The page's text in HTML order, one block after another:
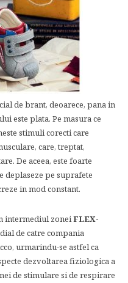
de brant, deoarece, pana in
este plata. Pe masura ce
stimuli corecti care
care, treptat,
De aceea, este foarte
deplaseze pe suprafete
in mod constant.
intermediul zoneiFLEX-
de catre compania
urmarindu-se astfel ca
dezvoltarea fiziologica a
de stimulare si de respirare